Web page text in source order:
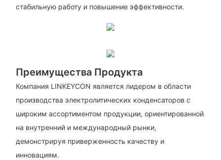
стабильную работу и повышение эффективности.
Преимущества Продукта
Компания LINKEYCON является лидером в области
производства электролитических конденсаторов с
широким ассортиментом продукции, ориентированной
на внутренний и международный рынки,
демонстрируя приверженность качеству и
инновациям.